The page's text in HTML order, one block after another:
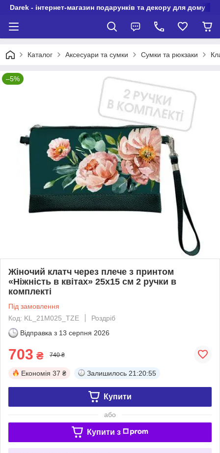
Darek - інтернет-магазин подарунків та декору для дому
Каталог Аксесуари та сумки Сумки та рюкзаки
–5%
Жіночий клатч через плече з принтом
«Ніжність в квітах» 25х15 см 2 ручки в
комплекті
Під замовлення
Код: KL_21M025_TZE
Роздріб
Відправка з 13 серпня 2026
703 ₴ 740 ₴
Економія 37 ₴ Залишилось 21:20:54
Купити
або
Купити з